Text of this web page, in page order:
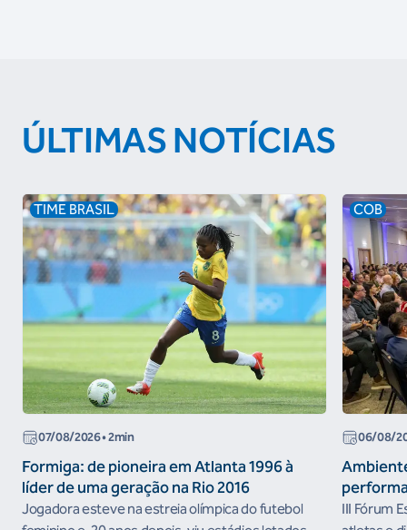
ÚLTIMAS NOTÍCIAS
TIME BRASIL
07/08/2026• 2min
Formiga: de pioneira em Atlanta 1996 à
líder de uma geração na Rio 2016
Jogadora esteve na estreia olímpica do futebol
COB
06/08/
III Fórum